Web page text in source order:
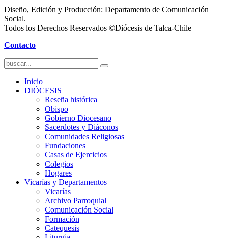
Diseño, Edición y Producción: Departamento de Comunicación
Social.
Todos los Derechos Reservados ©Diócesis de Talca-Chile
Contacto
Inicio
DIÓCESIS
Reseña histórica
Obispo
Gobierno Diocesano
Sacerdotes y Diáconos
Comunidades Religiosas
Fundaciones
Casas de Ejercicios
Colegios
Hogares
Vicarías y Departamentos
Vicarías
Archivo Parroquial
Comunicación Social
Formación
Catequesis